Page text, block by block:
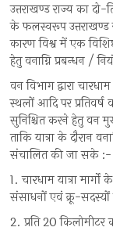
उत्तराखण्ड राज्य का
के फलस्वरूप उत्तराखण्ड
कारण विश्व में एक
हेतु वनाग्नि प्रबन्धन /
वन विभाग द्वारा
स्थलों आदि पर
सुनिश्चित करने हेतु वन
ताकि यात्रा के दौरान
संचालित की जा सके :-
1. चारधाम यात्रा
संसाधनों एवं क्रू-सदस्यों
2. प्रति 20